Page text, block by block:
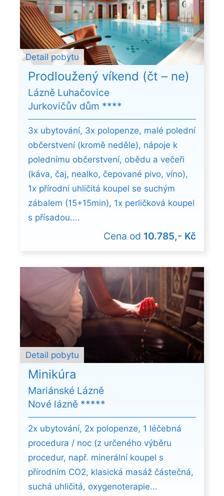
Prodloužený víkend (čt – ne)
Lázně Luhačovice
Jurkovičův dům ****
3x ubytování, 3x polopenze, malé polední
občerstvení (kromě neděle), nápoje k
polednímu občerstvení, obědu a večeři
(káva, čaj, nealko, čepované pivo, víno),
1x přírodní uhličitá koupel se suchým
zábalem (15+15min), 1x perličková koupel
s přísadou....
Cena od 10.785,- Kč
Detail pobytu
Minikúra
Mariánské Lázně
Nové lázně *****
2x ubytování, 2x polopenze, 1 léčebná
procedura / noc (z určeného výběru
procedur, např. minerální koupel s
přírodním CO2, klasická masáž částečná,
suchá uhličitá, oxygenoterapie...
Detail pobytu